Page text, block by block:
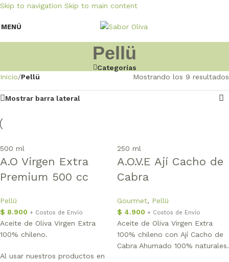
Skip to navigation Skip to main content
MENÚ
Pellü
Categorías
Inicio/Pellü Mostrando los 9 resultados
Mostrar barra lateral
500 ml
A.O Virgen Extra
Premium 500 cc
Pellü
$ 8.900 + Costos de Envío
Aceite de Oliva Virgen Extra
100% chileno.
Al usar nuestros productos en
250 ml
A.O.V.E Ají Cacho de
Cabra
Gourmet, Pellü
$ 4.900 + Costos de Envío
Aceite de Oliva Virgen Extra
100% chileno con Ají Cacho de
Cabra Ahumado 100% naturales.